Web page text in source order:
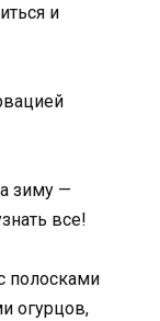
и
зиму —
все!
полосками
огурцов,